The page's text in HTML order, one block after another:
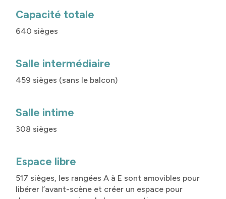
Capacité totale
640 sièges
Salle intermédiaire
459 sièges (sans le balcon)
Salle intime
308 sièges
Espace libre
517 sièges, les rangées A à E sont amovibles pour
libérer l’avant-scène et créer un espace pour